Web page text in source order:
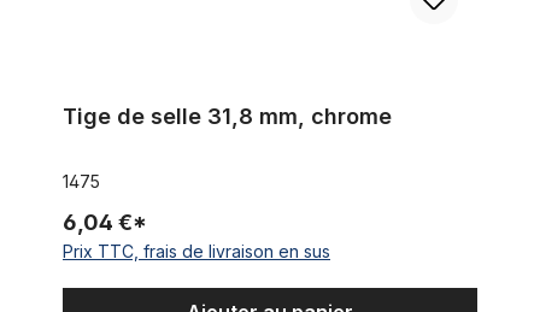
Tige de selle 31,8 mm, chrome
1475
6,04 €*
Prix TTC, frais de livraison en sus